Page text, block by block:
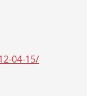
04-15/